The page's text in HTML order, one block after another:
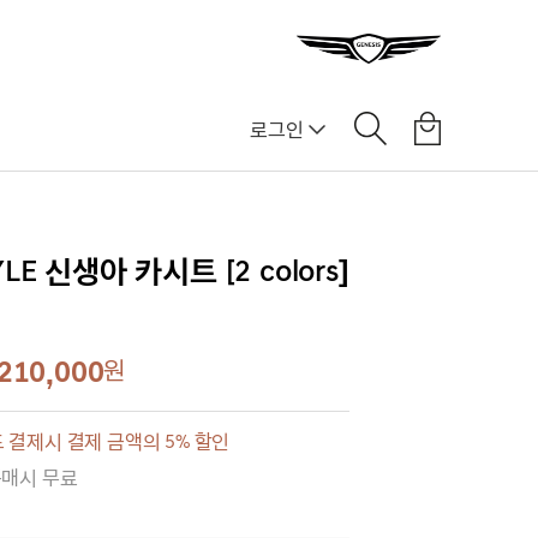
로그인
신생아 카시트 [2 colors]
원
결제시 결제 금액의 5% 할인
시 무료